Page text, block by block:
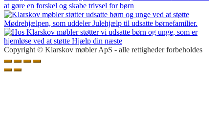
Copyright © Klarskov møbler ApS - alle rettigheder forbeholdes